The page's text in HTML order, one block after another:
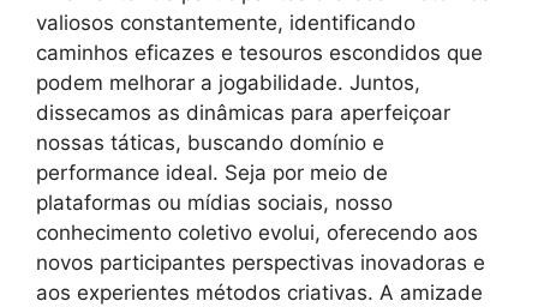
valiosos constantemente, identificando
caminhos eficazes e tesouros escondidos que
podem melhorar a jogabilidade. Juntos,
dissecamos as dinâmicas para aperfeiçoar
nossas táticas, buscando domínio e
performance ideal. Seja por meio de
plataformas ou mídias sociais, nosso
conhecimento coletivo evolui, oferecendo aos
novos participantes perspectivas inovadoras e
aos experientes métodos criativas. A amizade